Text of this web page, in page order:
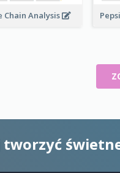
Chain Analysis
tworzyć